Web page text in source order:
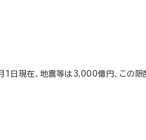
在、地震等は3,000億円、この限